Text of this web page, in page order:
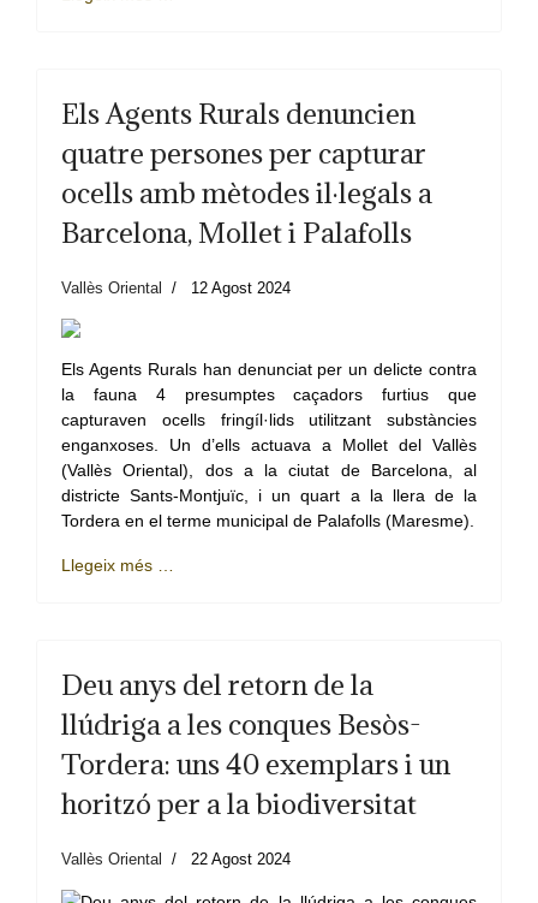
Els Agents Rurals denuncien
quatre persones per capturar
ocells amb mètodes il·legals a
Barcelona, Mollet i Palafolls
Vallès Oriental 12 Agost 2024
Els Agents Rurals han denunciat per un delicte contra
la fauna 4 presumptes caçadors furtius que
capturaven ocells fringíl·lids utilitzant substàncies
enganxoses. Un d’ells actuava a Mollet del Vallès
(Vallès Oriental), dos a la ciutat de Barcelona, al
districte Sants-Montjuïc, i un quart a la llera de la
Tordera en el terme municipal de Palafolls (Maresme).
Llegeix més …
Deu anys del retorn de la
llúdriga a les conques Besòs-
Tordera: uns 40 exemplars i un
horitzó per a la biodiversitat
Vallès Oriental 22 Agost 2024